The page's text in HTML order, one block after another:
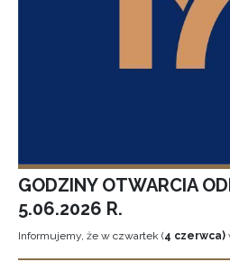
GODZINY OTWARCIA
5.06.2026 R.
Informujemy, że w czwartek (4 czerwca)